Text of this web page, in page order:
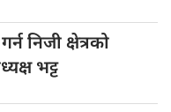
निजी क्षेत्रको
भट्ट